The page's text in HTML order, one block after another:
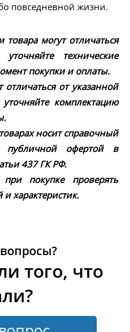
повседневной жизни.
товара могут отличаться
технические
покупки и оплаты.
от указанной
комплектацию
носит справочный
публичной офертой в
437 ГК РФ.
покупке проверять
характеристик.
того, что